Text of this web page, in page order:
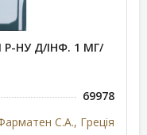
НУ Д/ІНФ. 1 МГ/
69978
С.А., Греція